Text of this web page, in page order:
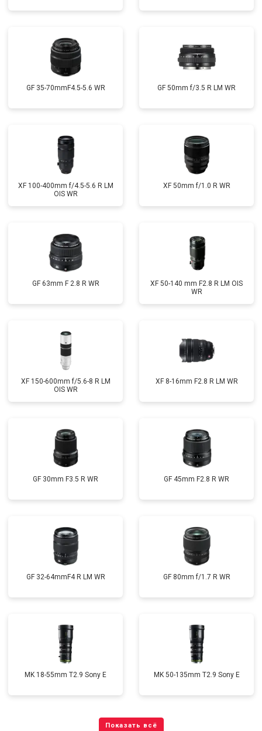
GF 35-70mmF4.5-5.6 WR GF 50mm f/3.5 R LM WR
XF 100-400mm f/4.5-5.6 R LM
OIS WR
XF 50mm f/1.0 R WR
GF 63mm F 2.8 R WR
XF 50-140 mm F2.8 R LM OIS
WR
XF 150-600mm f/5.6-8 R LM
OIS WR
XF 8-16mm F2.8 R LM WR
GF 30mm F3.5 R WR GF 45mm F2.8 R WR
GF 32-64mmF4 R LM WR GF 80mm f/1.7 R WR
MK 18-55mm T2.9 Sony E MK 50-135mm T2.9 Sony E